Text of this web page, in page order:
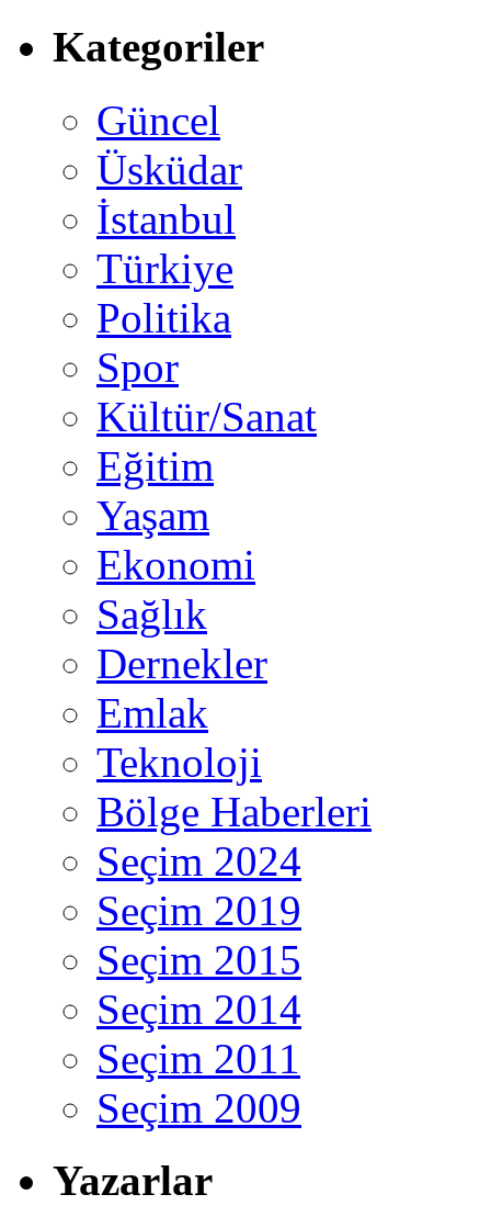
Kategoriler
Güncel
Üsküdar
İstanbul
Türkiye
Politika
Spor
Kültür/Sanat
Eğitim
Yaşam
Ekonomi
Sağlık
Dernekler
Emlak
Teknoloji
Bölge Haberleri
Seçim 2024
Seçim 2019
Seçim 2015
Seçim 2014
Seçim 2011
Seçim 2009
Yazarlar